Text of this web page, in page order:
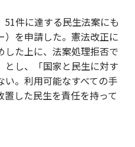
件に達する民生法案にも
を申請した。憲法改正に
した上に、法案処理拒否で
とし、「国家と民生に対す
い。利用可能なすべての手
した民生を責任を持って